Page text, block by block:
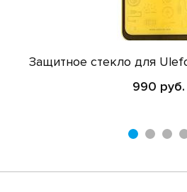
Защитное стекло для
990 руб.